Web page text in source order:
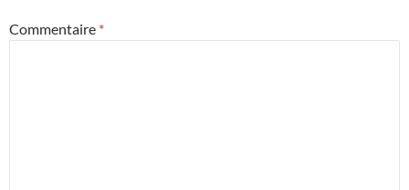
Commentaire *